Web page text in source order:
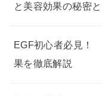
と美容効果の秘密と
EGF初心
果を徹底解説